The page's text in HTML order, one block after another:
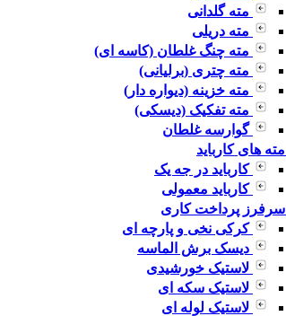
مته گلدانی
مته دریلی
مته چنگ غلطان (کاسه ای)
مته چتری (برلیانی)
مته خزینه (دیواره دار)
مته تفکیک (دیسکی)
گوارسه غلطان
مته های کارباید
کارباید در جه یک
کارباید معمولی
سرفرز پرداخت کاری
کرکی نخی و پارچه ای
دیسک برش الماسه
لاستیک خورشیدی
لاستیک سکه ای
لاستیک لوله ای